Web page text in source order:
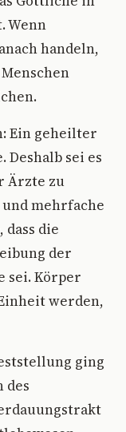
Wenn
handeln,
Ein geheilter
sei es
Ärzte zu
mehrfache
dass die
der
sei. Körper
werden,
ging
des